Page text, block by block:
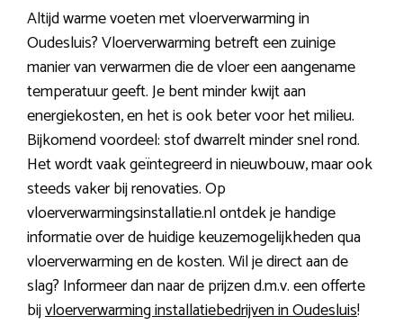
Altijd warme voeten met vloerverwarming in
Oudesluis? Vloerverwarming betreft een zuinige
manier van verwarmen die de vloer een aangename
temperatuur geeft. Je bent minder kwijt aan
energiekosten, en het is ook beter voor het milieu.
Bijkomend voordeel: stof dwarrelt minder snel rond.
Het wordt vaak geïntegreerd in nieuwbouw, maar ook
steeds vaker bij renovaties. Op
vloerverwarmingsinstallatie.nl ontdek je handige
informatie over de huidige keuzemogelijkheden qua
vloerverwarming en de kosten. Wil je direct aan de
slag? Informeer dan naar de prijzen d.m.v. een offerte
bijvloerverwarming installatiebedrijven in Oudesluis!